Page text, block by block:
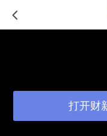
打开财